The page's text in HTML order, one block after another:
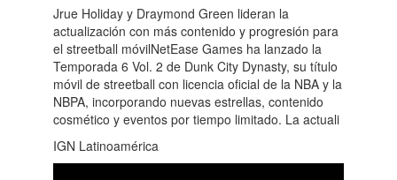
Jrue Holiday y Draymond Green lideran la
actualización con más contenido y progresión para
el streetball móvilNetEase Games ha lanzado la
Temporada 6 Vol. 2 de Dunk City Dynasty, su título
móvil de streetball con licencia oficial de la NBA y la
NBPA, incorporando nuevas estrellas, contenido
cosmético y eventos por tiempo limitado. La actuali
IGN Latinoamérica